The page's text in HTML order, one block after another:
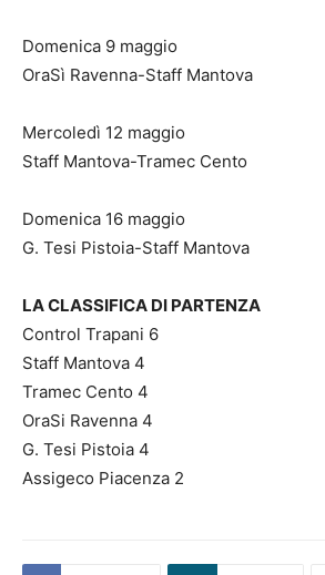
Domenica 9 maggio
OraSì Ravenna-Staff Mantova
Mercoledì 12 maggio
Staff Mantova-Tramec Cento
Domenica 16 maggio
G. Tesi Pistoia-Staff Mantova
LA CLASSIFICA DI PARTENZA
Control Trapani 6
Staff Mantova 4
Tramec Cento 4
OraSi Ravenna 4
G. Tesi Pistoia 4
Assigeco Piacenza 2